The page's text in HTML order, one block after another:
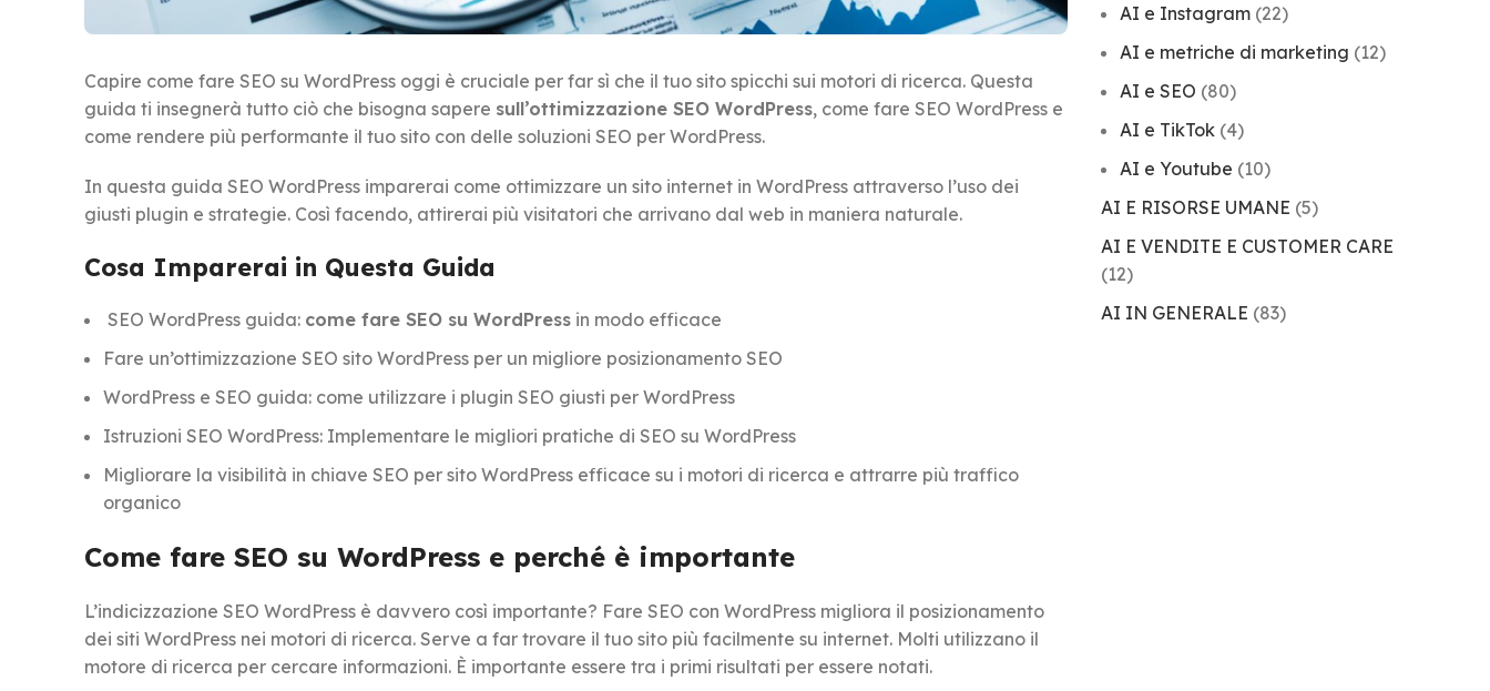
Capire come fare SEO su WordPress oggi è cruciale per far sì che il tuo sito spicchi sui motori di ricerca. Questa
guida ti insegnerà tutto ciò che bisogna sapere sull’ottimizzazione SEO WordPress, come fare SEO WordPress e
come rendere più performante il tuo sito con delle soluzioni SEO per WordPress.
In questa guida SEO WordPress imparerai come ottimizzare un sito internet in WordPress attraverso l’uso dei
giusti plugin e strategie. Così facendo, attirerai più visitatori che arrivano dal web in maniera naturale.
Cosa Imparerai in Questa Guida
SEO WordPress guida: come fare SEO su WordPress in modo efficace
Fare un’ottimizzazione SEO sito WordPress per un migliore posizionamento SEO
WordPress e SEO guida: come utilizzare i plugin SEO giusti per WordPress
Istruzioni SEO WordPress: Implementare le migliori pratiche di SEO su WordPress
Migliorare la visibilità in chiave SEO per sito WordPress efficace su i motori di ricerca e attrarre più traffico
organico
Come fare SEO su WordPress e perché è importante
L’indicizzazione SEO WordPress è davvero così importante? Fare SEO con WordPress migliora il posizionamento
dei siti WordPress nei motori di ricerca. Serve a far trovare il tuo sito più facilmente su internet. Molti utilizzano il
motore di ricerca per cercare informazioni. È importante essere tra i primi risultati per essere notati.
AI e Instagram(22)
AI e metriche di marketing (12)
AI e SEO (80)
AI e TikTok(4)
AI e Youtube (10)
AI E RISORSE UMANE (5)
AI E VENDITE E CUSTOMER CARE
(12)
AI IN GENERALE (83)